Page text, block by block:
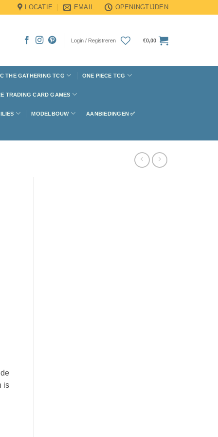
LOCATIE EMAIL OPENINGTIJDEN
Login / Registreren €0,00
THE GATHERING TCG ONE PIECE TCG
TRADING CARD GAMES
MODELBOUW AANBIEDINGEN ✅
is